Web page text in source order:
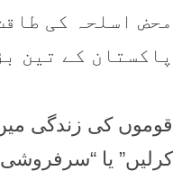
محض اسلحہ کی
پاکستان کے تین
قوموں کی زندگی
کرلیں” یا